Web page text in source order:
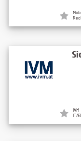
IT/